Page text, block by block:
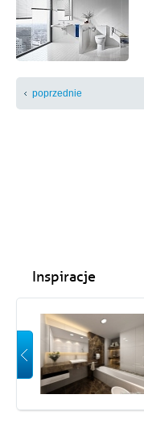
poprzednie
Inspiracje